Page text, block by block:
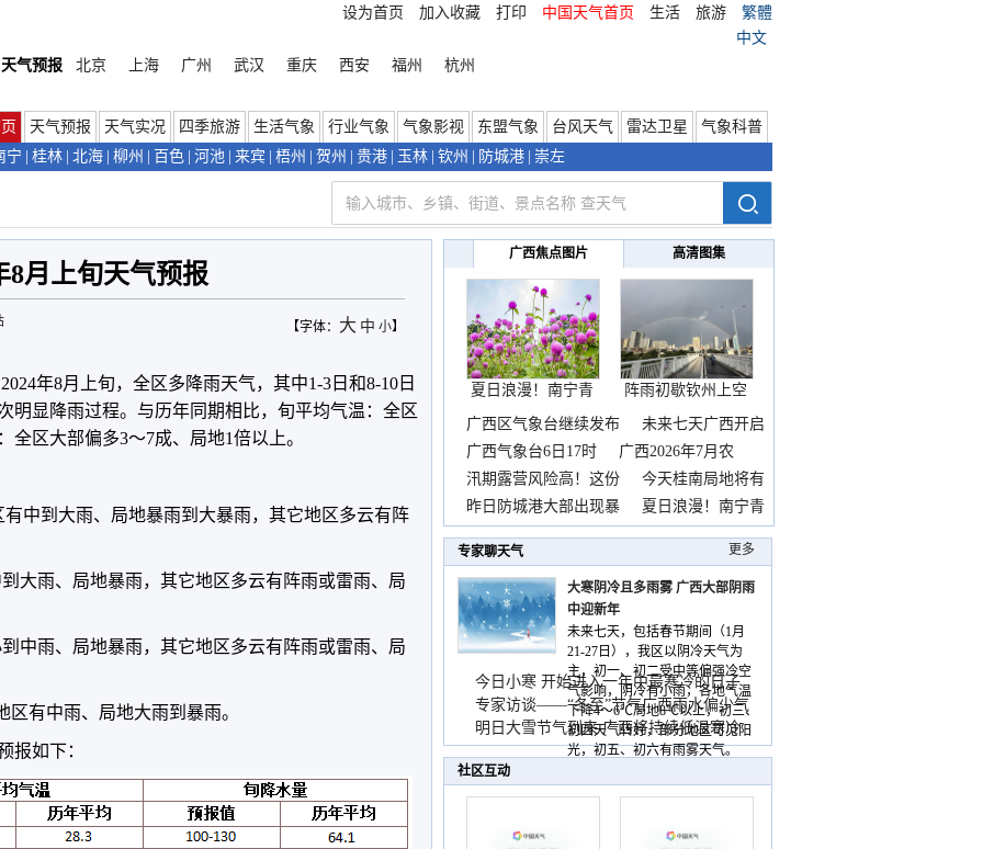
设为首页 加入收藏 打印 中国天气首页 生活 旅游
繁體
中文
天气预报
北京 上海 广州 武汉 重庆 西安 福州 杭州
天气预报 天气实况 四季旅游 生活气象 行业气象 气象影视 东盟气象 台风天气 雷达卫星
气象科普
宁
桂林 北海 柳州 百色 河池 来宾 梧州 贺州 贵港 玉林 钦州 防城港 崇左
8月上旬天气预报
【字体： 大 中 小】
年8月上旬，全区多降雨天气，其中1-3日和8-10日
明显降雨过程。与历年同期相比，旬平均气温：全区
区大部偏多3～7成、局地1倍以上。
中到大雨、局地暴雨到大暴雨，其它地区多云有阵
大雨、局地暴雨，其它地区多云有阵雨或雷雨、局
中雨、局地暴雨，其它地区多云有阵雨或雷雨、局
有中雨、局地大雨到暴雨。
报如下：
广西焦点图片 高清图集
夏日浪漫！南宁青
秀山
阵雨初歇钦州上空
邂逅
广西区气象台继续发布
未来七天广西开启
晴热
广西气象台6日17时
广西2026年7月农
汛期露营风险高！这份
今天桂南局地将有
暴雨
昨日防城港大部出现暴
夏日浪漫！南宁青
秀山
专家聊天气 更多
大寒阴冷且多雨雾 广西大部阴雨
中迎新年
未来七天，包括春节期间（1月
21-27日），我区以阴冷天气为
主，初一、初二受中等偏强冷空
气影响，阴冷有小雨，各地气温
下降4～6℃局地8℃以上，初三、
初四天气转好，部分地区可见阳
光，初五、初六有雨雾天气。
今日小寒 开始进入一年中最寒冷的日子
专家访谈——“冬至”节气广西雨水偏少气
温低
明日大雪节气到来 广西将持续低温寒冷
天气
社区互动